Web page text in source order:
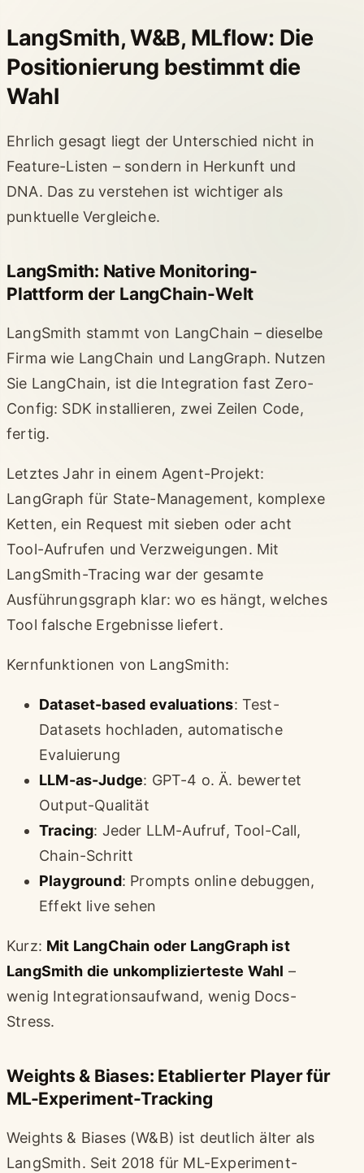
LangSmith, W&B, MLflow: Die
Positionierung bestimmt die
Wahl
Ehrlich gesagt liegt der Unterschied nicht in
Feature-Listen – sondern in Herkunft und
DNA. Das zu verstehen ist wichtiger als
punktuelle Vergleiche.
LangSmith: Native Monitoring-
Plattform der LangChain-Welt
LangSmith stammt von LangChain – dieselbe
Firma wie LangChain und LangGraph. Nutzen
Sie LangChain, ist die Integration fast Zero-
Config: SDK installieren, zwei Zeilen Code,
fertig.
Letztes Jahr in einem Agent-Projekt:
LangGraph für State-Management, komplexe
Ketten, ein Request mit sieben oder acht
Tool-Aufrufen und Verzweigungen. Mit
LangSmith-Tracing war der gesamte
Ausführungsgraph klar: wo es hängt, welches
Tool falsche Ergebnisse liefert.
Kernfunktionen von LangSmith:
Dataset-based evaluations: Test-
Datasets hochladen, automatische
Evaluierung
LLM-as-Judge: GPT-4 o. Ä. bewertet
Output-Qualität
Tracing: Jeder LLM-Aufruf, Tool-Call,
Chain-Schritt
Playground: Prompts online debuggen,
Effekt live sehen
Kurz: Mit LangChain oder LangGraph ist
LangSmith die unkomplizierteste Wahl –
wenig Integrationsaufwand, wenig Docs-
Stress.
Weights & Biases: Etablierter Player für
ML-Experiment-Tracking
Weights & Biases (W&B) ist deutlich älter als
LangSmith. Seit 2018 für ML-Experiment-